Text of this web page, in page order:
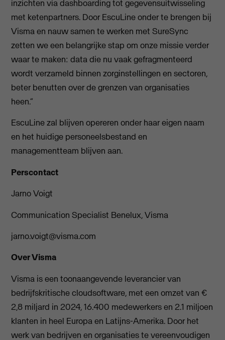
inzichten via dashboarding tot gegevensuitwisseling
met ketenpartners. Door EscuLine onder te brengen bij
Visma en nauw samen te werken met SureSync
zetten we een belangrijke stap om onze missie verder
waar te maken: data die nu vaak gefragmenteerd
wordt verzameld binnen zorginstellingen en sectoren,
beter benutten over de grenzen van organisaties
heen.”
EscuLine zal blijven opereren onder haar eigen naam
en het huidige personeelsbestand en
managementteam blijven aan.
Perscontact
Jarno Voigt
Communication Specialist Benelux, Visma
jarno.voigt@visma.com
Over Visma
Visma is een toonaangevende leverancier van
bedrijfskritische cloudsoftware, met een omzet van €
2,8 miljard in 2024, 16.400 medewerkers en 2.1 miljoen
klanten in heel Europa en Latijns-Amerika. Door het
werk van bedrijven en organisaties te vereenvoudigen